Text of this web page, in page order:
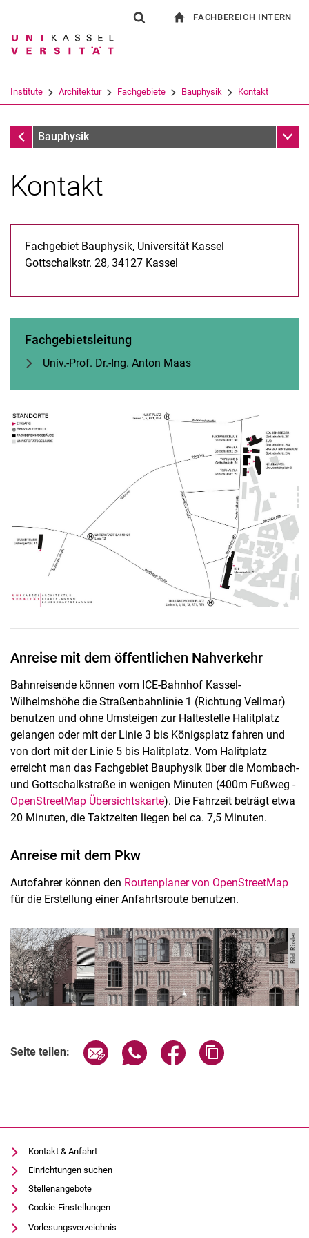
Springe direkt zu: Inhalt
Springe direkt zu: Suche
Springe direkt zu:
Suchbegriff
Suchen (öffnet externen Link in einem
FACHBEREICH INTERN
Institute Architektur Fachgebiete Bauphysik Kontakt
Fachgebiete
Bauphysik
Kontakt
Fachgebiet Bauphysik, Universität Kassel
Gottschalkstr. 28, 34127 Kassel
Fachgebietsleitung
Univ.-Prof. Dr.-Ing. Anton Maas
An­rei­se mit dem öf­fent­li­chen Nah­ver­kehr
Bahnreisende können vom ICE-Bahnhof Kassel-
Wilhelmshöhe die Straßenbahnlinie 1 (Richtung Vellmar)
benutzen und ohne Umsteigen zur Haltestelle Halitplatz
gelangen oder mit der Linie 3 bis Königsplatz fahren und
von dort mit der Linie 5 bis Halitplatz. Vom Halitplatz
erreicht man das Fachgebiet Bauphysik über die Mombach-
und Gottschalkstraße in wenigen Minuten (400m Fußweg -
OpenStreetMap Übersichtskarte). Die Fahrzeit beträgt etwa
20 Minuten, die Taktzeiten liegen bei ca. 7,5 Minuten.
Anreise mit dem Pkw
Autofahrer können den Routenplaner von OpenStreetMap
für die Erstellung einer Anfahrtsroute benutzen.
Bild: Rösler
Seite teilen: Seite über E-Mail teilen
Seite über WhatsApp teilen
Seite über Facebook
Kontakt & Anfahrt
Einrichtungen suchen
Stellenangebote
Cookie-Einstellungen
Vorlesungsverzeichnis